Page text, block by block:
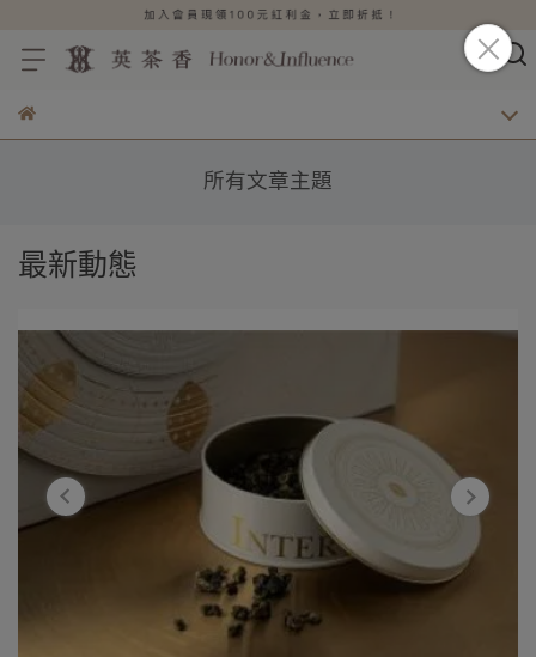
所有文章主題
最新動態